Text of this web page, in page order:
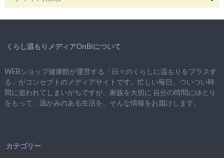
くらし温もりメディアOnBiについて
WEBショップ健康館が運営する「日々のくらしに温もりをプラスす
る」がコンセプトのメディアサイトです。忙しい毎日、ついつい時
間に追われてしまいがちですが、 家族を大切に 自分の時間にゆとり
をもって、 温かみのある生活を。そんな情報をお届けします。
カテゴリー